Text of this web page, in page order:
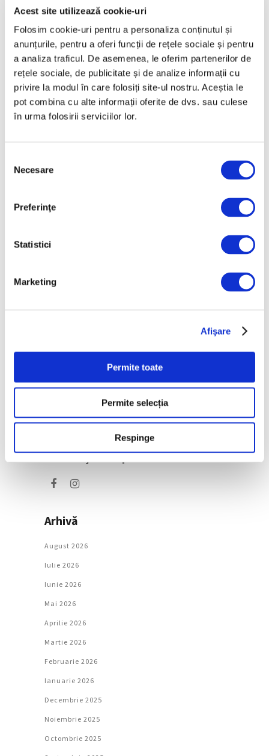
Acest site utilizează cookie-uri
Folosim cookie-uri pentru a personaliza conținutul și
anunțurile, pentru a oferi funcții de rețele sociale și pentru
a analiza traficul. De asemenea, le oferim partenerilor de
rețele sociale, de publicitate și de analize informații cu
privire la modul în care folosiți site-ul nostru. Aceștia le
pot combina cu alte informații oferite de dvs. sau culese
în urma folosirii serviciilor lor.
consimțământului
Necesare
Preferinţe
Statistici
Marketing
Afişare
Permite toate
Permite selecția
Respinge
2 Decembrie 2025
Articole recente
Operele lui Pollock și
Rothko contribuie la
artiști, în anuala de artă
Categorii
Artǎ
Societate
Urmăreşte-ne pe
Arhivă
August 2026
Iulie 2026
Iunie 2026
Mai 2026
Aprilie 2026
Martie 2026
Februarie 2026
Ianuarie 2026
Decembrie 2025
Noiembrie 2025
Octombrie 2025